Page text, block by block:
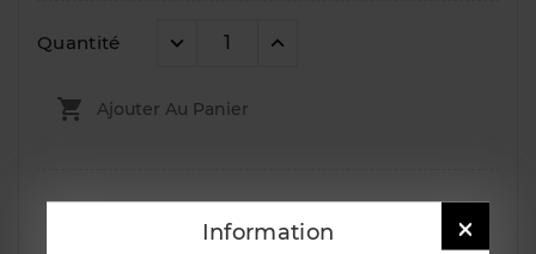
Quantité
 Ajouter Au Panier

Information